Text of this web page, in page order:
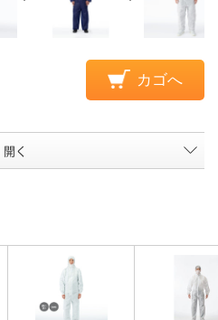
カゴへ
開く